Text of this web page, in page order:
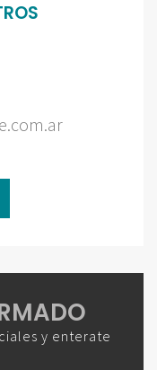
y enterate